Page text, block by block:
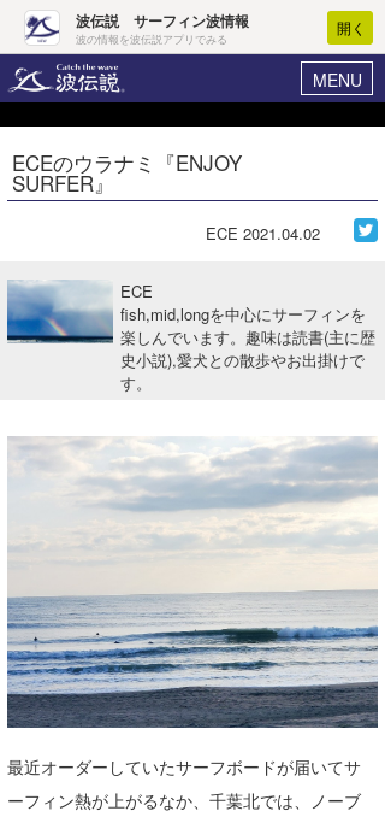
波伝説 サーフィン波情報
波の情報を波伝説アプリでみる
開く
MENU
ヘルプ マイホーム
ログイン
波情報･概況
WAVE HUNTER波予想ツール
サーフィンエリアガイド
会員メニュー
ECEのウラナミ『ENJOY
SURFER』
ECE 2021.04.02
ECE
fish,mid,longを中心にサーフィンを
楽しんでいます。趣味は読書(主に歴
史小説),愛犬との散歩やお出掛けで
す。
最近オーダーしていたサーフボードが届いてサ
ーフィン熱が上がるなか、千葉北では、ノーブ
Core Surf Japan
アート＆エンタメ
ショップ情報
ショップ情報
湘南
千葉北
伊豆
千葉南
大阪
四国
ウラナミ
お知らせ
その他
ルール＆How to
VOTE!
サーファーズ